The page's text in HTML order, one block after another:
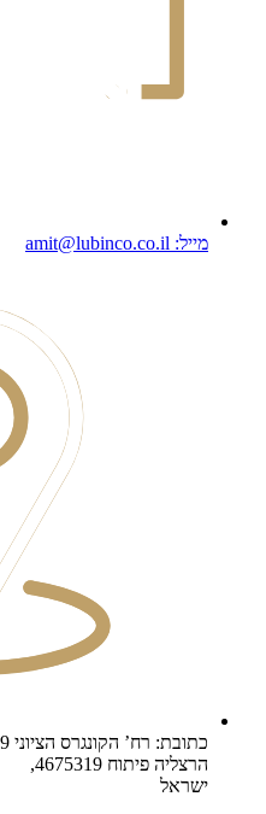
מייל: amit@lubinco.co.il
כתובת: רח’ הקונגרס הציוני 19,
הרצליה פיתוח 4675319,
ישראל